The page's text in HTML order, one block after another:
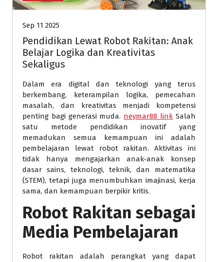
Sep 11 2025
Pendidikan Lewat Robot Rakitan: Anak
Belajar Logika dan Kreativitas
Sekaligus
Dalam era digital dan teknologi yang terus
berkembang, keterampilan logika, pemecahan
masalah, dan kreativitas menjadi kompetensi
penting bagi generasi muda. neymar88 link Salah
satu metode pendidikan inovatif yang
memadukan semua kemampuan ini adalah
pembelajaran lewat robot rakitan. Aktivitas ini
tidak hanya mengajarkan anak-anak konsep
dasar sains, teknologi, teknik, dan matematika
(STEM), tetapi juga menumbuhkan imajinasi, kerja
sama, dan kemampuan berpikir kritis.
Robot Rakitan sebagai
Media Pembelajaran
Robot rakitan adalah perangkat yang dapat